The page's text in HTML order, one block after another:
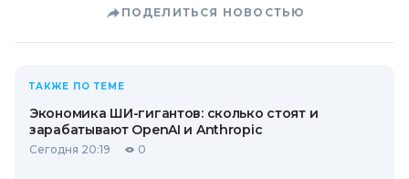
ПОДЕЛИТЬСЯ НОВОСТЬЮ
ТАКЖЕ ПО ТЕМЕ
Экономика ШИ-гигантов: сколько стоят и
зарабатывают OpenAI и Anthropic
Сегодня 20:19 0